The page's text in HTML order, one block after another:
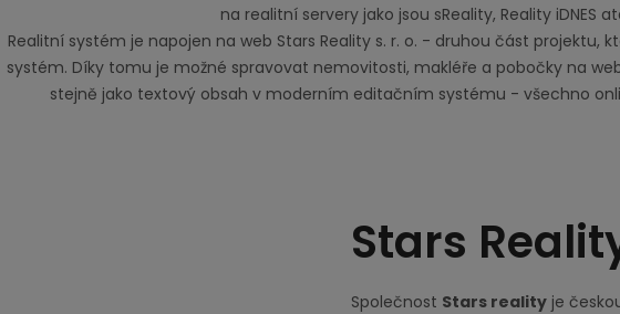
na realitní servery jako jsou sReality, Reality iDNES
Realitní systém je napojen na web Stars Reality s. r. o. - druhou část projektu,
systém. Díky tomu je možné spravovat nemovitosti, makléře a pobočky na
stejně jako textový obsah v moderním editačním systému - všechno
Stars
Společnost Stars reality je